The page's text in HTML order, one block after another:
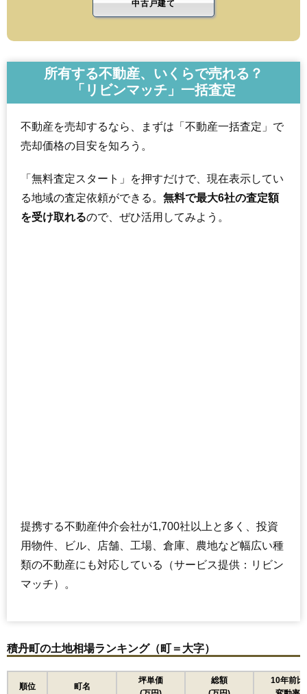
中古戸建て
所有する不動産、いくらで売れる？
「リビンマッチ」一括査定
不動産を売却するなら、まずは「不動産一括査定」で
売却価格の目安を知ろう。
「無料査定スタート」を押すだけで、現在表示してい
る地域の査定依頼ができる。 無料で最大6社の査定額
を受け取れるので、ぜひ活用してみよう。
提携する不動産仲介会社が1,700社以上と多く、投資
用物件、ビル、店舗、工場、倉庫、農地など幅広い種
類の不動産にも対応している（サービス提供：リビン
マッチ）。
積丹町の土地相場ランキング（町＝大字）
順位 町名
坪単価
総額
10年前比